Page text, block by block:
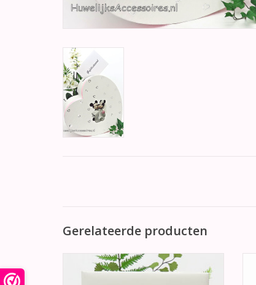
Gerelateerde producten
Prachtige bruiloft gastenboek met op de
voorkant een afbeelding van Mickey &